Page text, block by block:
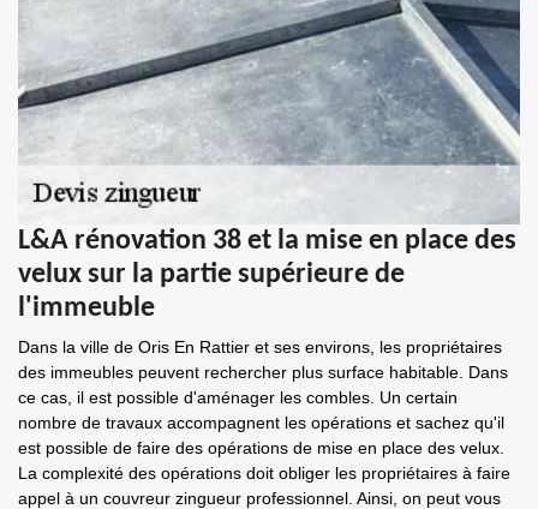
L&A rénovation 38 et la mise en place des
velux sur la partie supérieure de
l'immeuble
Dans la ville de Oris En Rattier et ses environs, les propriétaires
des immeubles peuvent rechercher plus surface habitable. Dans
ce cas, il est possible d'aménager les combles. Un certain
nombre de travaux accompagnent les opérations et sachez qu'il
est possible de faire des opérations de mise en place des velux.
La complexité des opérations doit obliger les propriétaires à faire
appel à un couvreur zingueur professionnel. Ainsi, on peut vous